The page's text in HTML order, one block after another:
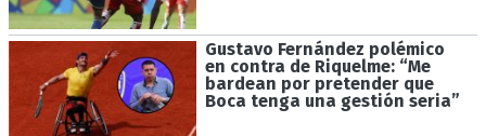
Gustavo Fernández polémico
en contra de Riquelme: “Me
bardean por pretender que
Boca tenga una gestión seria”